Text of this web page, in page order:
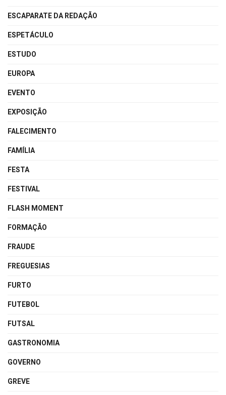
ESCAPARATE DA REDAÇÃO
ESPETÁCULO
ESTUDO
EUROPA
EVENTO
EXPOSIÇÃO
FALECIMENTO
FAMÍLIA
FESTA
FESTIVAL
FLASH MOMENT
FORMAÇÃO
FRAUDE
FREGUESIAS
FURTO
FUTEBOL
FUTSAL
GASTRONOMIA
GOVERNO
GREVE